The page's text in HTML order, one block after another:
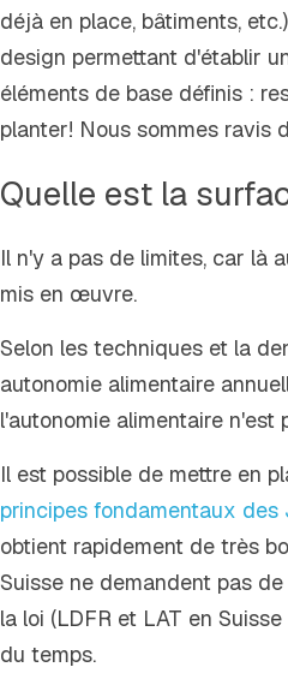
déjà en place, bâtiments,
design permettant d'établir
éléments de base définis :
planter! Nous sommes ravis
Quelle est la
Il n'y a pas de limites, car là
mis en œuvre.
Selon les techniques et la
autonomie alimentaire
l'autonomie alimentaire n'est
Il est possible de mettre en
principes fondamentaux des
obtient rapidement de très
Suisse ne demandent pas
la loi (LDFR et LAT en
du temps.